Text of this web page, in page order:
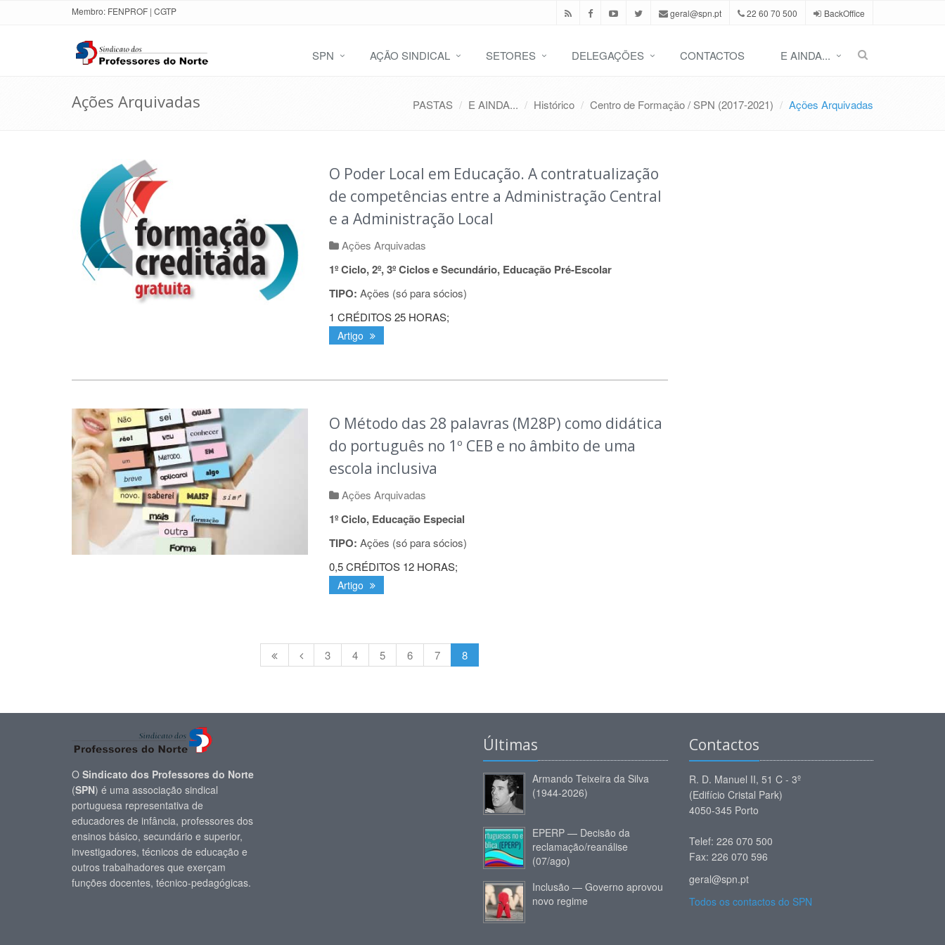
Membro: FENPROF | CGTP geral@spn.pt 22 60 70 500 BackOffice
SPN AÇÃO SINDICAL SETORES DELEGAÇÕES CONTACTOS E AINDA...
Ações Arquivadas PASTAS E AINDA... Histórico Centro de Formação / SPN (2017-2021) Ações Arquivadas
O Poder Local em Educação. A contratualização
de competências entre a Administração Central
e a Administração Local
Ações Arquivadas
1º Ciclo, 2º, 3º Ciclos e Secundário, Educação Pré-Escolar
TIPO: Ações (só para sócios)
1 CRÉDITOS 25 HORAS;
Artigo
O Método das 28 palavras (M28P) como didática
do português no 1º CEB e no âmbito de uma
escola inclusiva
Ações Arquivadas
1º Ciclo, Educação Especial
TIPO: Ações (só para sócios)
0,5 CRÉDITOS 12 HORAS;
Artigo
3 4 5 6 7 8
O Sindicato dos Professores do Norte
(SPN) é uma associação sindical
portuguesa representativa de
educadores de infância, professores dos
ensinos básico, secundário e superior,
investigadores, técnicos de educação e
outros trabalhadores que exerçam
funções docentes, técnico-pedagógicas.
Últimas
Armando Teixeira da Silva
(1944-2026)
EPERP — Decisão da
reclamação/reanálise
(07/ago)
Inclusão — Governo aprovou
novo regime
Contactos
R. D. Manuel II, 51 C - 3º
(Edifício Cristal Park)
4050-345 Porto
Telef: 226 070 500
Fax: 226 070 596
geral@spn.pt
Todos os contactos do SPN